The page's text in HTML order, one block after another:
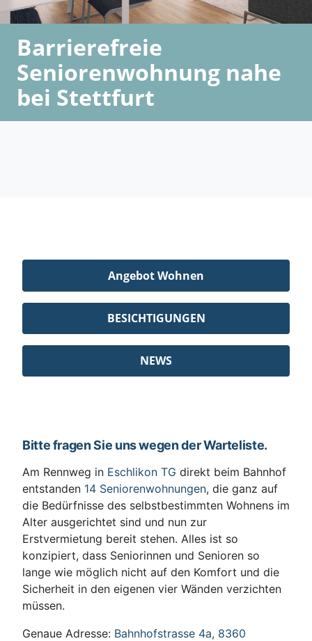
Barrierefreie
Seniorenwohnung nahe
bei Stettfurt
Angebot Wohnen
BESICHTIGUNGEN
NEWS
Bitte fragen Sie uns wegen der Warteliste.
Am Rennweg in Eschlikon TG direkt beim Bahnhof
entstanden 14 Seniorenwohnungen, die ganz auf
die Bedürfnisse des selbstbestimmten Wohnens im
Alter ausgerichtet sind und nun zur
Erstvermietung bereit stehen. Alles ist so
konzipiert, dass Seniorinnen und Senioren so
lange wie möglich nicht auf den Komfort und die
Sicherheit in den eigenen vier Wänden verzichten
müssen.
Genaue Adresse: Bahnhofstrasse 4a, 8360